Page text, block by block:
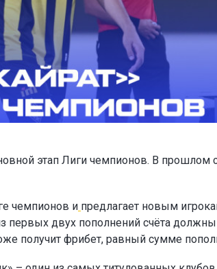
этап Лиги чемпионов. В прошлом
чемпионов и предлагает новым
первых двух пополнений счёта
получит фрибет, равный сумме